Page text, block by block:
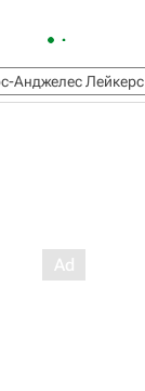
Анджелес Лейкерс